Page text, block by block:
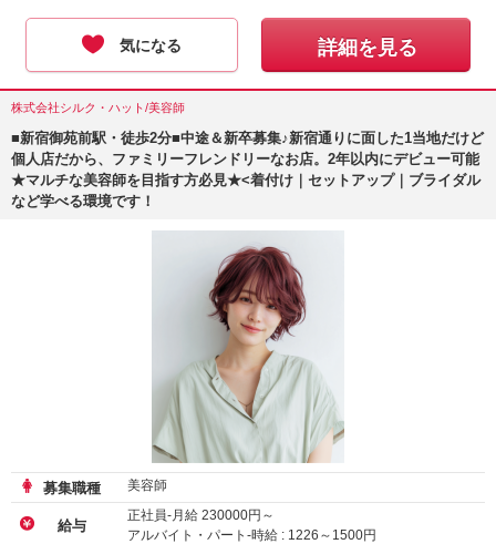
気になる 詳細を見る
株式会社シルク・ハット/美容師
■新宿御苑前駅・徒歩2分■中途＆新卒募集♪新宿通りに面した1当地だけど
個人店だから、ファミリーフレンドリーなお店。2年以内にデビュー可能
★マルチな美容師を目指す方必見★<着付け｜セットアップ｜ブライダル
など学べる環境です！
募集職種 美容師
給与
正社員-月給 230000円～
アルバイト・パート-時給 : 1226 ～ 1500円